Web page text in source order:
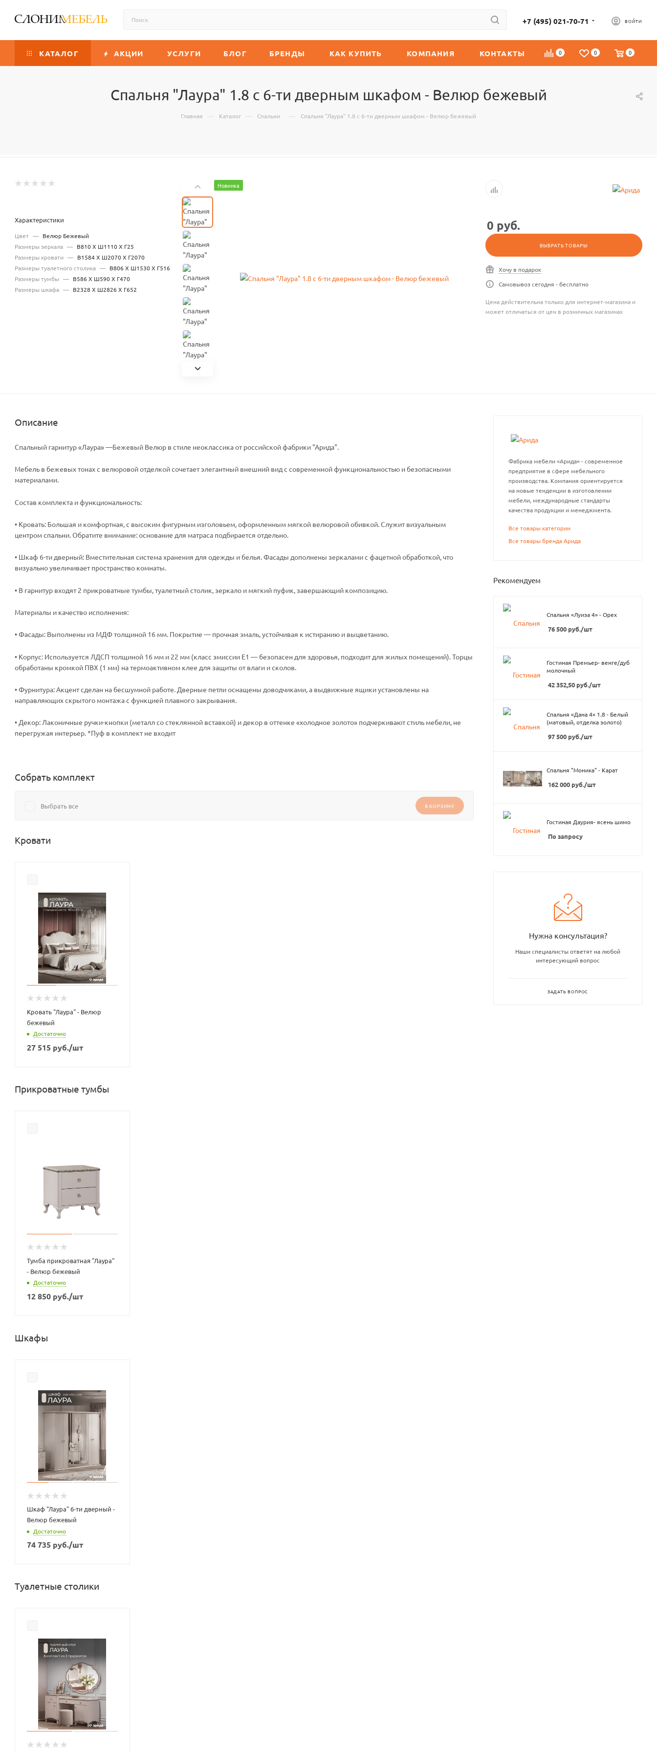
+7 (495) 021-70-71 ВОЙТИ
0 0 0
КАТАЛОГ АКЦИИ УСЛУГИ БЛОГ БРЕНДЫ КАК КУПИТЬ КОМПАНИЯ КОНТАКТЫ
Спальня "Лаура" 1.8 с 6-ти дверным шкафом - Велюр бежевый
Главная — Каталог — Спальни — Спальня "Лаура" 1.8 с 6-ти дверным шкафом - Велюр бежевый
Новинка
Характеристики
Цвет — Велюр Бежевый
Размеры зеркала — В810 ​Х Ш1110 Х Г25
Размеры кровати — В1584 ​Х Ш2070 ​Х Г2070
Размеры туалетного столика — В806 ​Х Ш1530 ​Х Г516
Размеры тумбы — В586 ​Х Ш590 ​Х Г470
Размеры шкафа — В2328 ​Х Ш2826 ​Х Г652
0 руб.
ВЫБРАТЬ ТОВАРЫ
Хочу в подарок
Самовывоз сегодня - бесплатно
Цена действительна только для интернет-магазина и
может отличаться от цен в розничных магазинах
Описание
Спальный гарнитур «Лаура» —Бежевый Велюр в стиле неоклассика от российской фабрики "Арида".
Мебель в бежевых тонах с велюровой отделкой сочетает элегантный внешний вид с современной функциональностью и безопасными
материалами.
Состав комплекта и функциональность:
• Кровать: Большая и комфортная, с высоким фигурным изголовьем, оформленным мягкой велюровой обивкой. Служит визуальным
центром спальни. Обратите внимание: основание для матраса подбирается отдельно.
• Шкаф 6-ти дверный: Вместительная система хранения для одежды и белья. Фасады дополнены зеркалами с фацетной обработкой, что
визуально увеличивает пространство комнаты.
• В гарнитур входят 2 прикроватные тумбы, туалетный столик, зеркало и мягкий пуфик, завершающий композицию.
Материалы и качество исполнения:
• Фасады: Выполнены из МДФ толщиной 16 мм. Покрытие — прочная эмаль, устойчивая к истиранию и выцветанию.
• Корпус: Используется ЛДСП толщиной 16 мм и 22 мм (класс эмиссии E1 — безопасен для здоровья, подходит для жилых помещений). Торцы
обработаны кромкой ПВХ (1 мм) на термоактивном клее для защиты от влаги и сколов.
• Фурнитура: Акцент сделан на бесшумной работе. Дверные петли оснащены доводчиками, а выдвижные ящики установлены на
направляющих скрытого монтажа с функцией плавного закрывания.
• Декор: Лаконичные ручки-кнопки (металл со стеклянной вставкой) и декор в оттенке «холодное золото» подчеркивают стиль мебели, не
перегружая интерьер. *Пуф в комплект не входит
Собрать комплект
Выбрать все В КОРЗИНУ
Кровати
Кровать "Лаура" - Велюр
бежевый
Достаточно
27 515 руб./шт
Прикроватные тумбы
Тумба прикроватная "Лаура"
- Велюр бежевый
Достаточно
12 850 руб./шт
Шкафы
Шкаф "Лаура" 6-ти дверный -
Велюр бежевый
Достаточно
74 735 руб./шт
Туалетные столики
Фабрика мебели «Арида» - современное
предприятие в сфере мебельного
производства. Компания ориентируется
на новые тенденции в изготовлении
мебели, международные стандарты
качества продукции и менеджмента.
Все товары категории
Все товары бренда Арида
Рекомендуем
Спальня «Луиза 4» - Орех
76 500 руб./шт
Гостиная Премьер- венге/дуб
молочный
42 352,50 руб./шт
Спальня «Дана 4» 1.8 - Белый
(матовый, отделка золото)
97 500 руб./шт
Спальня "Моника" - Карат
162 000 руб./шт
Гостиная Даурия- ясень шимо
По запросу
Нужна консультация?
Наши специалисты ответят на любой
интересующий вопрос
ЗАДАТЬ ВОПРОС